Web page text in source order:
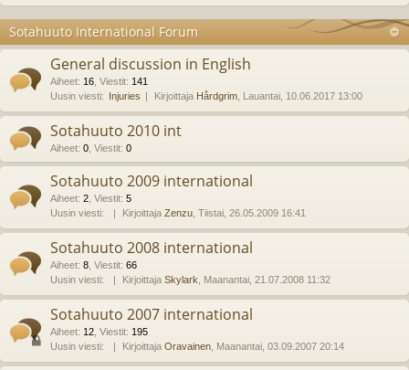
Sotahuuto International Forum
General discussion in English
Aiheet: 16 Viestit: 141
Uusin viesti: Injuries Kirjoittaja Hårdgrim , Lauantai, 10.06.2017 13:00
Sotahuuto 2010 int
Aiheet: 0 Viestit: 0
Sotahuuto 2009 international
Aiheet: 2 Viestit: 5
Uusin viesti:
Kirjoittaja Zenzu , Tiistai, 26.05.2009 16:41
Sotahuuto 2008 international
Aiheet: 8 Viestit: 66
Uusin viesti:
Kirjoittaja Skylark , Maanantai, 21.07.2008 11:32
Sotahuuto 2007 international
Aiheet: 12 Viestit: 195
Uusin viesti:
Kirjoittaja Oravainen , Maanantai, 03.09.2007 20:14